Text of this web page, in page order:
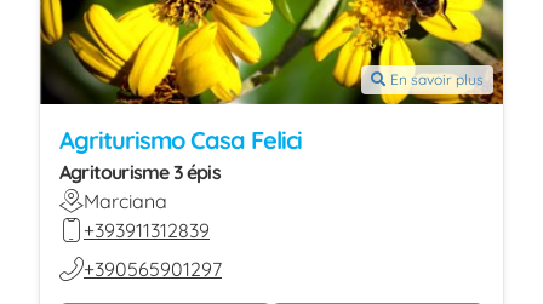
En savoir plus
Agriturismo Casa Felici
Agritourisme 3 épis
Marciana
+393911312839
+390565901297